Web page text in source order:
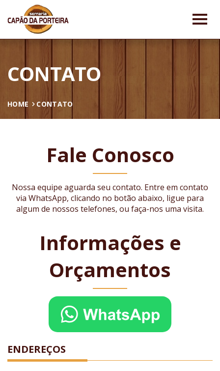
CONTATO
HOME CONTATO
Fale Conosco
Nossa equipe aguarda seu contato. Entre em contato
via WhatsApp, clicando no botão abaixo, ligue para
algum de nossos telefones, ou faça-nos uma visita.
Informações e
Orçamentos
ENDEREÇOS